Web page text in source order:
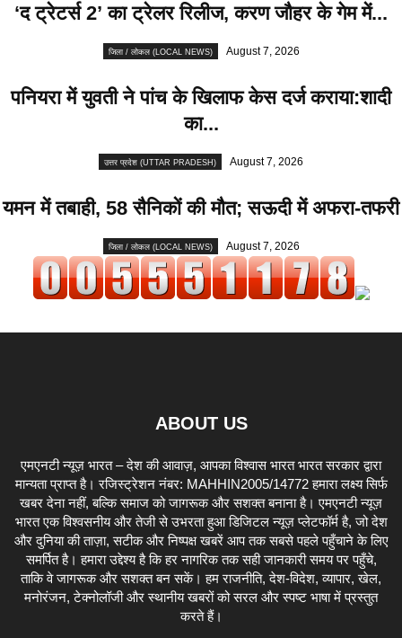
‘द ट्रेटर्स 2’ का ट्रेलर रिलीज, करण जौहर के गेम में...
जिला / लोकल (LOCAL NEWS) August 7, 2026
पनियरा में युवती ने पांच के खिलाफ केस दर्ज कराया:शादी
का...
उत्तर प्रदेश (UTTAR PRADESH) August 7, 2026
यमन में तबाही, 58 सैनिकों की मौत; सऊदी में अफरा-तफरी
जिला / लोकल (LOCAL NEWS) August 7, 2026
ABOUT US
एमएनटी न्यूज़ भारत – देश की आवाज़, आपका विश्वास भारत भारत सरकार द्वारा
मान्यता प्राप्त है। रजिस्ट्रेशन नंबर: MAHHIN2005/14772 हमारा लक्ष्य सिर्फ
खबर देना नहीं, बल्कि समाज को जागरूक और सशक्त बनाना है। एमएनटी न्यूज़
भारत एक विश्वसनीय और तेजी से उभरता हुआ डिजिटल न्यूज़ प्लेटफॉर्म है, जो देश
और दुनिया की ताज़ा, सटीक और निष्पक्ष खबरें आप तक सबसे पहले पहुँचाने के लिए
समर्पित है। हमारा उद्देश्य है कि हर नागरिक तक सही जानकारी समय पर पहुँचे,
ताकि वे जागरूक और सशक्त बन सकें। हम राजनीति, देश-विदेश, व्यापार, खेल,
मनोरंजन, टेक्नोलॉजी और स्थानीय खबरों को सरल और स्पष्ट भाषा में प्रस्तुत
करते हैं।